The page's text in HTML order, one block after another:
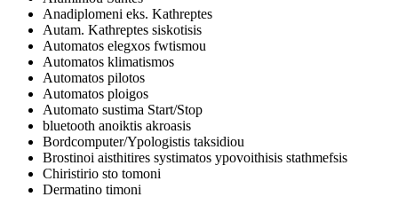
Anadiplomeni eks. Kathreptes
Autam. Kathreptes siskotisis
Automatos elegxos fwtismou
Automatos klimatismos
Automatos pilotos
Automatos ploigos
Automato sustima Start/Stop
bluetooth anoiktis akroasis
Bordcomputer/Ypologistis taksidiou
Brostinoi aisthitires systimatos ypovoithisis stathmefsis
Chiristirio sto tomoni
Dermatino timoni